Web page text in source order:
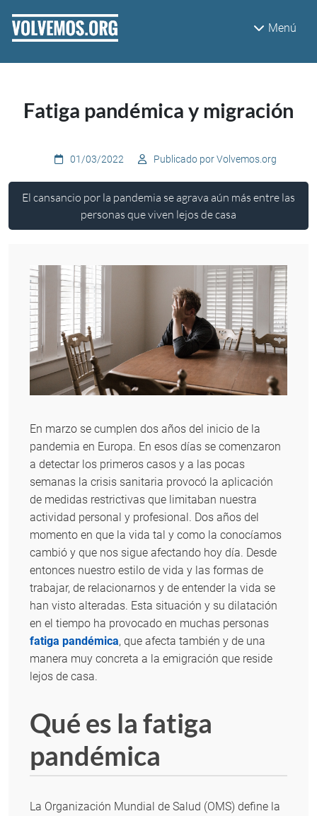
Menú
Fatiga pandémica y migración
01/03/2022 Publicado por Volvemos.org
El cansancio por la pandemia se agrava aún más entre las
personas que viven lejos de casa
En marzo se cumplen dos años del inicio de la
pandemia en Europa. En esos días se comenzaron
a detectar los primeros casos y a las pocas
semanas la crisis sanitaria provocó la aplicación
de medidas restrictivas que limitaban nuestra
actividad personal y profesional. Dos años del
momento en que la vida tal y como la conocíamos
cambió y que nos sigue afectando hoy día. Desde
entonces nuestro estilo de vida y las formas de
trabajar, de relacionarnos y de entender la vida se
han visto alteradas. Esta situación y su dilatación
en el tiempo ha provocado en muchas personas
fatiga pandémica, que afecta también y de una
manera muy concreta a la emigración que reside
lejos de casa.
Qué es la fatiga
pandémica
La Organización Mundial de Salud (OMS) define la